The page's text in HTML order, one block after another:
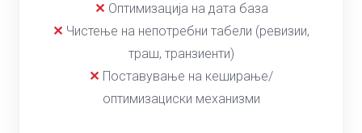
✕ Оптимизација на дата база
✕ Чистење на непотребни табели (ревизии,
траш, транзиенти)
✕ Поставување на кеширање/
оптимизациски механизми